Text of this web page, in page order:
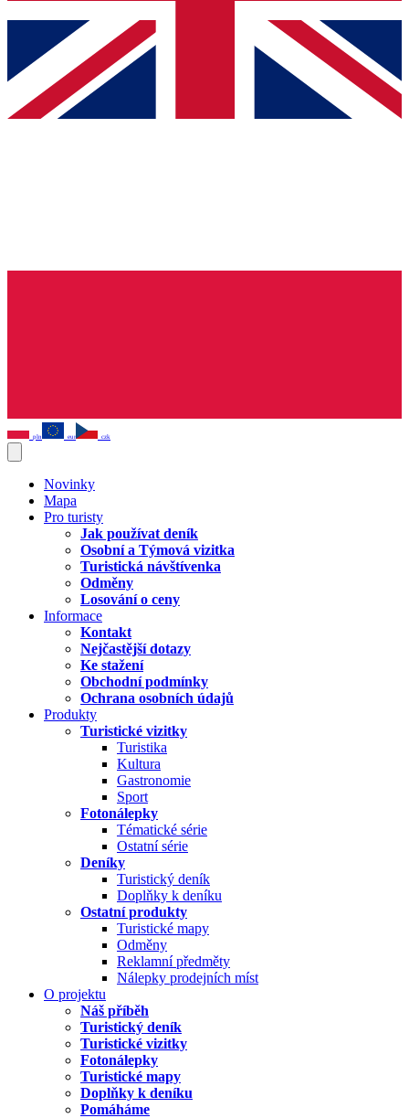
pln eur czk
Novinky
Mapa
Pro turisty
Jak používat deník
Osobní a Týmová vizitka
Turistická návštívenka
Odměny
Losování o ceny
Informace
Kontakt
Nejčastější dotazy
Ke stažení
Obchodní podmínky
Ochrana osobních údajů
Produkty
Turistické vizitky
Turistika
Kultura
Gastronomie
Sport
Fotonálepky
Tématické série
Ostatní série
Deníky
Turistický deník
Doplňky k deníku
Ostatní produkty
Turistické mapy
Odměny
Reklamní předměty
Nálepky prodejních míst
O projektu
Náš příběh
Turistický deník
Turistické vizitky
Fotonálepky
Turistické mapy
Doplňky k deníku
Pomáháme